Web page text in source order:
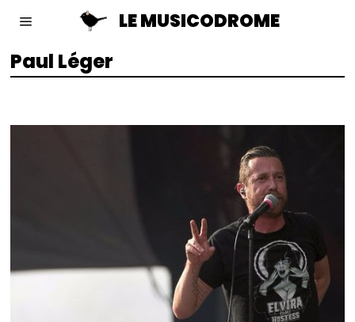
LE MUSICODROME
Paul Léger